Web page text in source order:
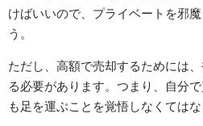
けばいいので、プライベートを邪
う。
ただし、高額で売却するためには
る必要があります。つまり、自分
も足を運ぶことを覚悟しなくてはな